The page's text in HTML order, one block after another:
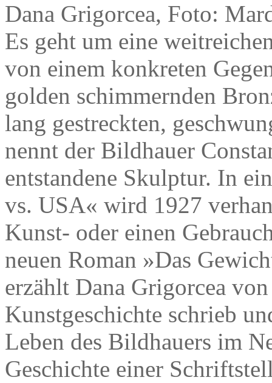
Dana Grigorcea, Foto:
Es geht um eine
von einem konkreten
golden schimmernden
lang gestreckten,
nennt der Bildhauer
entstandene Skulptur. In
vs. USA« wird 1927
Kunst- oder einen
neuen Roman »Das
erzählt Dana Grigorcea
Kunstgeschichte schrieb
Leben des Bildhauers im
Geschichte einer